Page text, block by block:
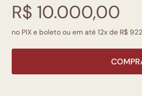
R$ 10.000,00
no PIX e boleto ou em até 12x de R$